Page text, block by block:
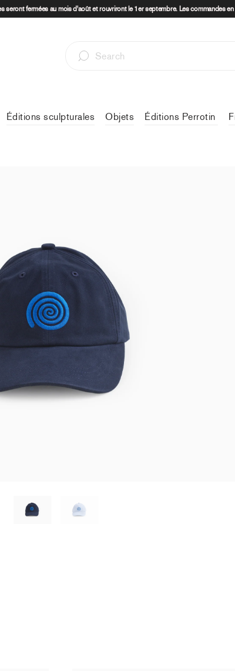
seront fermées au mois d'août et rouvriront le 1er septembre. Les commandes
Éditions sculpturales Objets Éditions Perrotin